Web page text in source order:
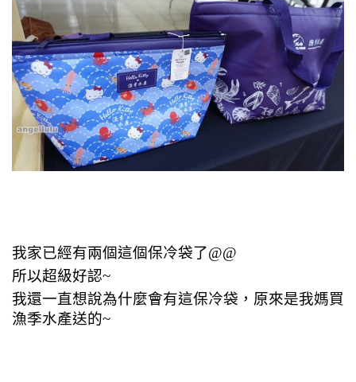
我家已經有兩個這個保冷袋了@@
所以超級好認~
我還一直想說為什麼會有這保冷袋，原來是我媽買
漁季水產送的~